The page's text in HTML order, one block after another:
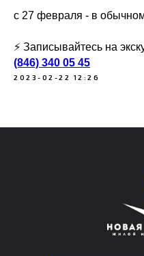
с 27 февраля - в
⚡️ Записывайтесь на
(846) 340 05 45
2023-02-22 12:26